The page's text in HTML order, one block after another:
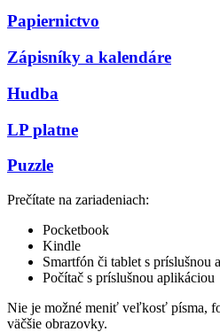
Papiernictvo
Zápisníky a kalendáre
Hudba
LP platne
Puzzle
Prečítate na zariadeniach:
Pocketbook
Kindle
Smartfón či tablet s príslušnou
Počítač s príslušnou aplikáciou
Nie je možné meniť veľkosť písma,
väčšie obrazovky.